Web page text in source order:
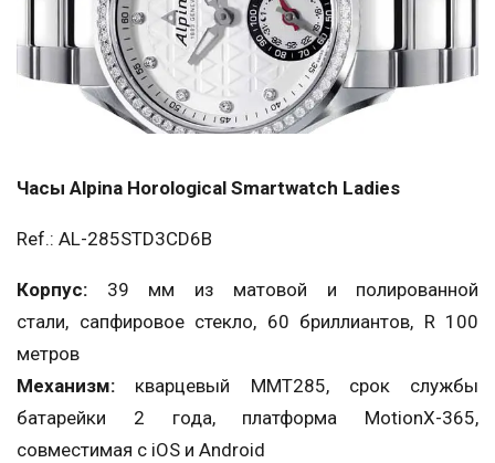
Часы Alpina Horological Smartwatch Ladies
Ref.: AL-285STD3CD6B
Корпус: 39 мм из матовой и полированной
стали, сапфировое стекло, 60 бриллиантов, R 100
метров
Механизм: кварцевый MMT285, срок службы
батарейки 2 года, платформа MotionX-365,
совместимая с iOS и Android